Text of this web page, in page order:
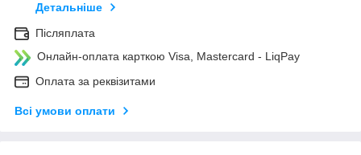
Детальніше
Післяплата
Онлайн-оплата карткою Visa, Mastercard - LiqPay
Оплата за реквізитами
Всі умови оплати